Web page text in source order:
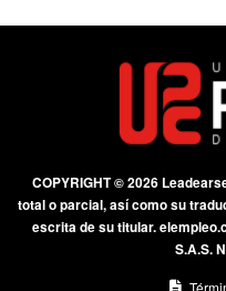
COPYRIGHT © 2026
total o parcial, así como su
escrita de su titular.
S.A.S.